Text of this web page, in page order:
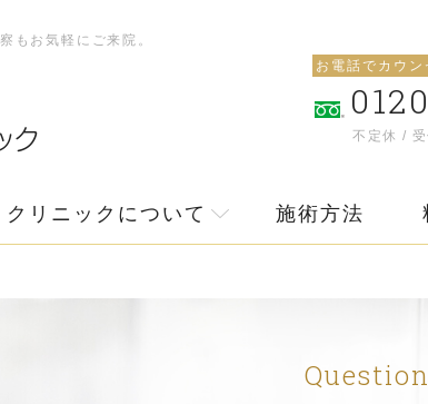
もお気軽にご来院。
お電話でカウ
不定休 /
クリニックについて 施術方法
Question